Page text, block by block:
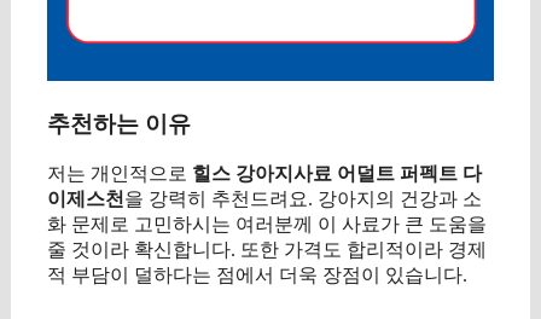
추천하는 이유
저는 개인적으로 힐스 강아지사료 어덜트 퍼펙트 다
이제스천 을 강력히 추천드려요. 강아지의 건강과 소
화 문제로 고민하시는 여러분께 이 사료가 큰 도움을
줄 것이라 확신합니다. 또한 가격도 합리적이라 경제
적 부담이 덜하다는 점에서 더욱 장점이 있습니다.